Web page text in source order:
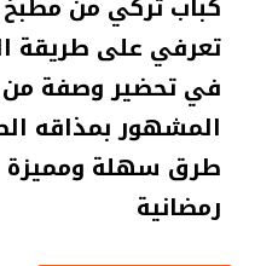
تعرفي على طريقة
في تحضير وصفة من
المشهور بمذاقه
طرق سهلة ومميزة
رمضانية